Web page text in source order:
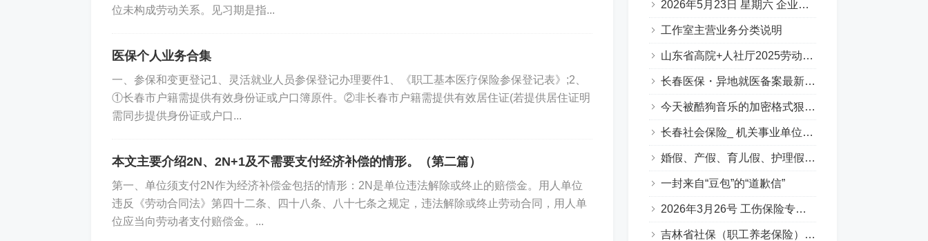
位未构成劳动关系。见习期是指...
医保个人业务合集
一、参保和变更登记1、灵活就业人员参保登记办理要件1、《职工基本医疗保险参保登记表》;2、
①长春市户籍需提供有效身份证或户口簿原件。②非长春市户籍需提供有效居住证(若提供居住证明
需同步提供身份证或户口...
本文主要介绍2N、2N+1及不需要支付经济补偿的情形。（第二篇）
第一、单位须支付2N作为经济补偿金包括的情形：2N是单位违法解除或终止的赔偿金。用人单位
违反《劳动合同法》第四十二条、四十八条、八十七条之规定，违法解除或终止劳动合同，用人单
位应当向劳动者支付赔偿金。...
2026年5月23日 星期六 企业职工基本养老保险专场问答汇总
工作室主营业务分类说明
山东省高院+人社厅2025劳动人事争议十大典型案例
长春医保・异地就医备案最新要点
今天被酷狗音乐的加密格式狠狠上了一课…
长春社会保险_ 机关事业单位养老保险（含职业年金）（Q&A版）
婚假、产假、育儿假、护理假（吉林省地方政策）
一封来自“豆包”的“道歉信”
2026年3月26号 工伤保险专场答疑（Q&A版）
吉林省社保（职工养老保险）补缴政策全解